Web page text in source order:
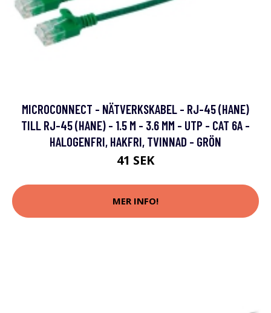
MICROCONNECT - NÄTVERKSKABEL - RJ-45 (HANE)
TILL RJ-45 (HANE) - 1.5 M - 3.6 MM - UTP - CAT 6A -
HALOGENFRI, HAKFRI, TVINNAD - GRÖN
41 SEK
MER INFO!